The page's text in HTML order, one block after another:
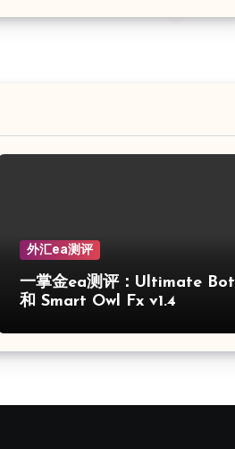
外汇ea测评
一掌金ea测评：Ultimate Bot
和 Smart Owl Fx v1.4